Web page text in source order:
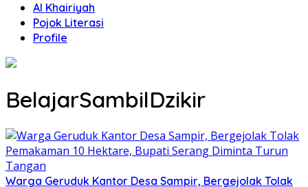
Al Khairiyah
Pojok Literasi
Profile
BelajarSambilDzikir
Warga Geruduk Kantor Desa Sampir, Bergejolak Tolak